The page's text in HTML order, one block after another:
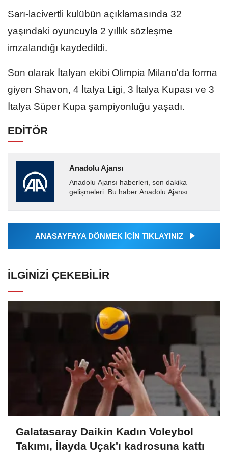
Sarı-lacivertli kulübün açıklamasında 32
yaşındaki oyuncuyla 2 yıllık sözleşme
imzalandığı kaydedildi.
Son olarak İtalyan ekibi Olimpia Milano'da forma
giyen Shavon, 4 İtalya Ligi, 3 İtalya Kupası ve 3
İtalya Süper Kupa şampiyonluğu yaşadı.
EDİTÖR
Anadolu Ajansı
Anadolu Ajansı haberleri, son dakika
gelişmeleri. Bu haber Anadolu Ajansı
tarafından geçilen tüm...
ANASAYFAYA DÖNMEK İÇİN TIKLAYINIZ
İLGINIZI ÇEKEBILIR
Galatasaray Daikin Kadın Voleybol
Takımı, İlayda Uçak'ı kadrosuna kattı